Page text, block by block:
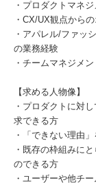
・プロダクトマネ
・CX/UX観点から
・アパレル/ファッ
の業務経験
・チームマネジメ
【求める人物像】
・プロダクトに対
求できる方
・「できない理由
・既存の枠組みに
のできる方
・ユーザーや他チ